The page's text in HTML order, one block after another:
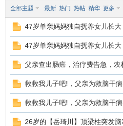
全部主题 最新 热门 热帖 精华 更多
47岁单亲妈妈独自抚养女儿长
47岁单亲妈妈独自抚养女儿长
父亲查出肠癌，治疗费告急，
救救我儿子吧!，父亲为救脑干
救救我儿子吧!，父亲为救脑干
26岁的【岳琦川】顶梁柱突发